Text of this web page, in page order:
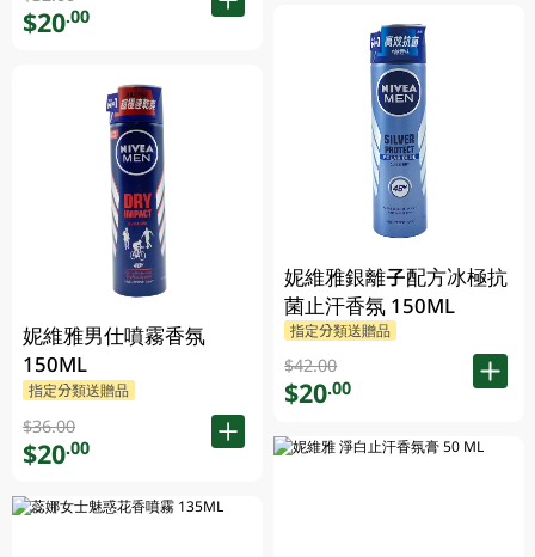
$20.00
妮維雅男仕噴霧香氛
150ML
指定分類送贈品
$36.00
$20.00
妮維雅銀離子配方冰極抗
菌止汗香氛 150ML
指定分類送贈品
$42.00
$20.00